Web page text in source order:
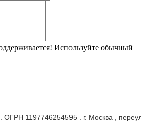
Используйте обычный
1197746254595 . г. Москва ,